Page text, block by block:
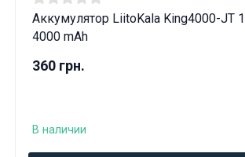
Аккумулятор LiitoKala King4000-JT
4000 mAh
360 грн.
В наличии